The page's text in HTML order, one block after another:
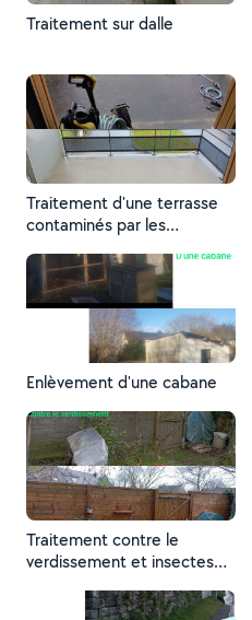
Traitement sur dalle
Traitement d'une terrasse
contaminés par les
Enlèvement d'une cabane
Traitement contre le
verdissement et insectes